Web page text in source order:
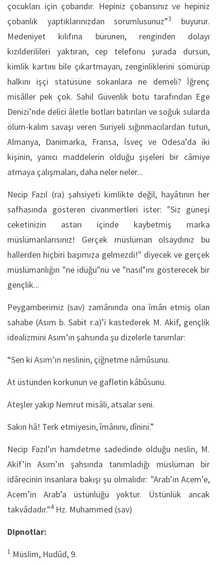
çocukları için çobandır. Hepiniz çobansınız ve hepiniz
çobanlık yaptıklarınızdan sorumlusunuz”3
buyurur.
Medeniyet kılıfına bürünen, renginden dolayı
kızılderilileri yaktıran, cep telefonu şurada dursun,
kimlik kartını bile çıkartmayan, zenginliklerini sömürüp
halkını işçi statüsüne sokanlara ne demeli? İğrenç
misâller pek çok. Sahil Güvenlik botu tarafından Ege
Denizi’nde delici âletle botları batırılan ve soğuk sularda
ölüm-kalım savaşı veren Suriyeli sığınmacılardan tutun,
Almanya, Danimarka, Fransa, İsveç ve Odesa’da iki
kişinin, yanıcı maddelerin olduğu şişeleri bir câmiye
atmaya çalışmaları, daha neler neler...
Necip Fazıl (ra) şahsiyeti kimlikte değil, hayâtının her
safhasında gösteren civanmertleri ister: "Siz güneşi
ceketinizin astarı içinde kaybetmiş marka
müslümanlarısınız! Gerçek müslüman olsaydınız bu
hallerden hiçbiri başımıza gelmezdi!" diyecek ve gerçek
müslümanlığın "ne idüğü"nü ve "nasıl"ını gösterecek bir
gençlik...
Peygamberimiz (sav) zamânında ona îmân etmiş olan
sahabe (Asım b. Sabit r.a)’i kastederek M. Akif, gençlik
idealizmini Asım’ın şahsında şu dizelerle tanımlar:
“Sen ki Asım’ın neslinin, çiğnetme nâmûsunu.
At üstünden korkunun ve gafletin kâbûsunu.
Ateşler yakıp Nemrut misâli, atsalar seni.
Sakın hâ! Terk etmiyesin, îmânını, dînini.”
Necip Fazıl’ın hamdetme sadedinde olduğu neslin, M.
Akif’in Asım’ın şahsında tanımladığı müslüman bir
idârecinin insanlara bakışı şu olmalıdır: "Arab’ın Acem’e,
Acem’in Arab’a üstünlüğü yoktur. Üstünlük ancak
takvâdadır."4Hz. Muhammed (sav)
Dipnotlar:
1 Müslim, Hudûd, 9.